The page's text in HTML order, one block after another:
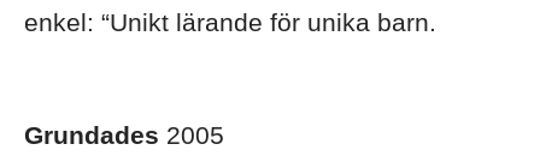
enkel: “Unikt lärande för unika barn.
Grundades 2005